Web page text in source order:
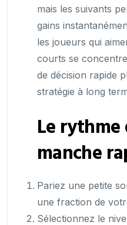
mais les suivants
gains
les joueurs qui
courts se
de décision rapide
stratégie à long
Le rythme
manche
Pariez une petite
une fraction de
Sélectionnez le